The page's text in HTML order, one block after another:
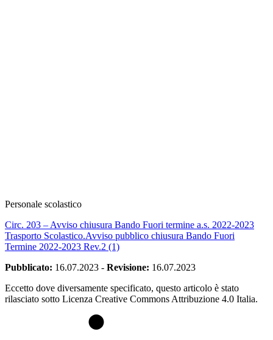
Personale scolastico
Circ. 203 – Avviso chiusura Bando Fuori termine a.s. 2022-2023
Trasporto Scolastico.Avviso pubblico chiusura Bando Fuori
Termine 2022-2023 Rev.2 (1)
Pubblicato: 16.07.2023 - Revisione: 16.07.2023
Eccetto dove diversamente specificato, questo articolo è stato
rilasciato sotto Licenza Creative Commons Attribuzione 4.0 Italia.